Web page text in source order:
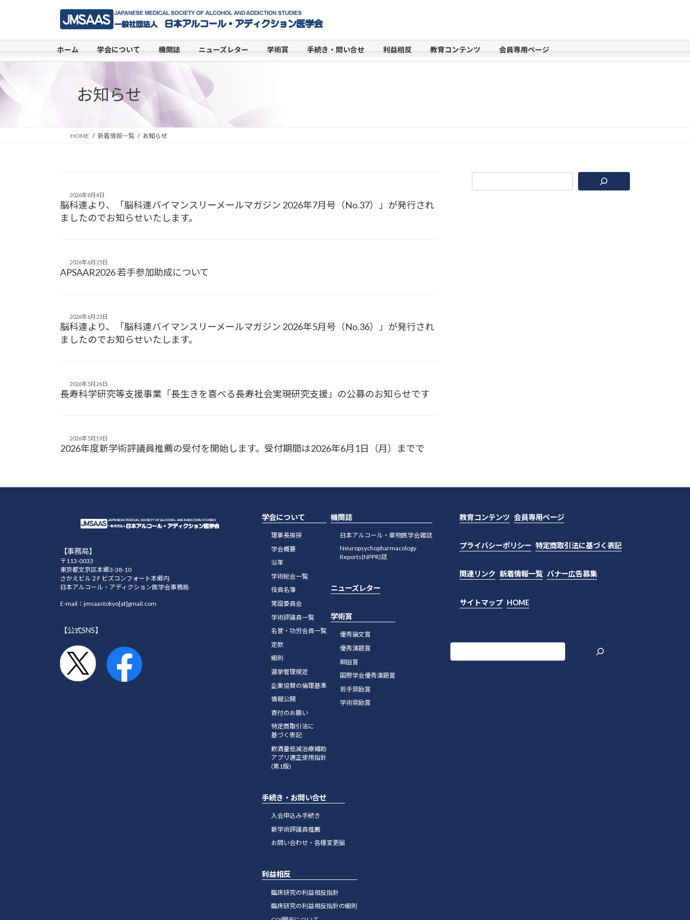
ン
ス
キ
ー
ン
に
ホーム 学会について 機関誌 ニューズレター 学術賞 手続き・問い合せ 利益相反 教育コンテンツ 会員専用ページ
お知らせ
HOME 新着情報一覧 お知らせ
脳科連より、「脳科連バイマンスリーメールマガジン 2026年7月号（No.37）」が発行され
ましたのでお知らせいたします。
2026年8月4日
APSAAR2026 若手参加助成について
2026年6月25日
脳科連より、「脳科連バイマンスリーメールマガジン 2026年5月号（No.36）」が発行され
ましたのでお知らせいたします。
2026年6月23日
長寿科学研究等支援事業「長生きを喜べる長寿社会実現研究支援」の公募のお知らせです
2026年5月26日
2026年度新学術評議員推薦の受付を開始します。受付期間は2026年6月1日（月）までで
2026年5月19日
「（財）お酒の科学財団」から2027年度研究助成の公募開始のご案内です。
事務局移転のお知らせ
新事務局の設置準備に伴い、事務局業務の再開は4月8日よりとさせていただきます。 皆様
にはご不便をおかけいたしますが、何卒ご理解のほどよろしくお願い申し上げます。
2026年3月31日
2026年度 学術奨励賞の推薦を開始いたします。
締切り：2026年5月22日（金）
【事務局】
〒113-0033
東京都文京区本郷3-38-10
さかえビル２F ビズコンフォート本郷内
日本アルコール・アディクション医学会事務局
E-mail：jmsaastokyo[at]gmail.com
【公式SNS】
学会について
理事長挨拶
学会概要
沿革
学術総会一覧
役員名簿
常設委員会
学術評議員一覧
名誉・功労会員一覧
定款
細則
選挙管理規定
企業協賛の倫理基準
情報公開
寄付のお願い
特定商取引法に
基づく表記
飲酒量低減治療補助
アプリ適正使用指針
(第1版)
機関誌
日本アルコール・薬物医学会雑誌
Neuropsychopharmacology
Reports(NPPR)誌
ニューズレター
学術賞
優秀論文賞
優秀演題賞
柳田賞
国際学会優秀演題賞
若手奨励賞
学術奨励賞
手続き・お問い合せ
入会申込み手続き
新学術評議員推薦
お問い合わせ・各種変更届
利益相反
臨床研究の利益相反指針
臨床研究の利益相反指針の細則
教育コンテンツ 会員専用ページ
プライバシーポリシー 特定商取引法に基づく表記
関連リンク 新着情報一覧 バナー広告募集
サイトマップ HOME